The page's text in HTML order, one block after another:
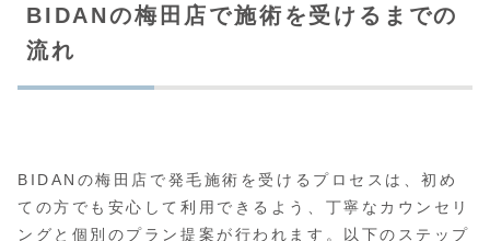
BIDANの梅田店で施術を受けるまでの
流れ
BIDANの梅田店で発毛施術を受けるプロセスは、初め
ての方でも安心して利用できるよう、丁寧なカウンセリ
ングと個別のプラン提案が行われます。以下のステップ